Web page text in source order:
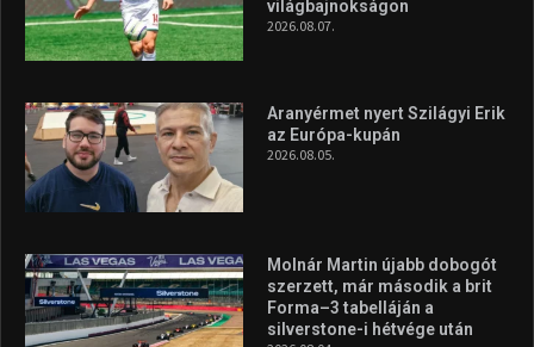
világbajnokságon
2026.08.07.
Aranyérmet nyert Szilágyi Erik
az Európa-kupán
2026.08.05.
Molnár Martin újabb dobogót
szerzett, már második a brit
Forma–3 tabelláján a
silverstone-i hétvége után